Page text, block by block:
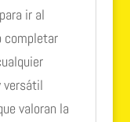
ir al
completar
versátil
valoran la